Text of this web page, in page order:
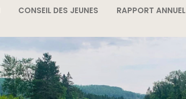
CONSEIL DES JEUNES RAPPORT ANNUEL